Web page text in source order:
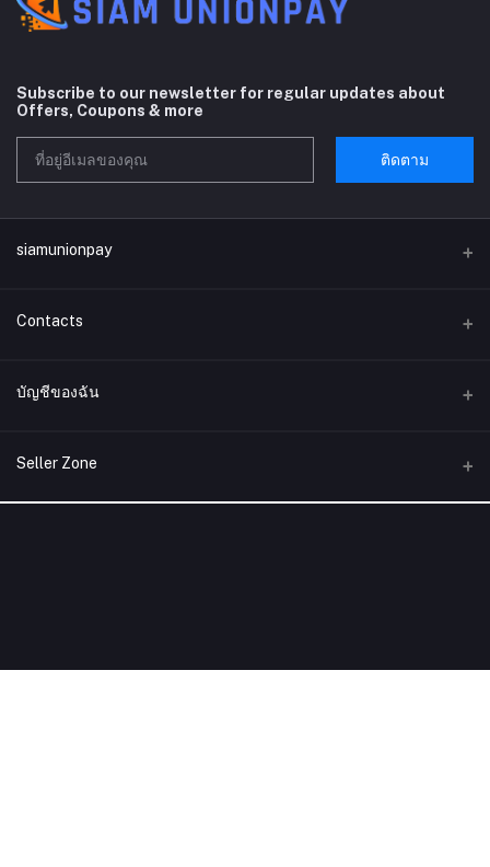
Subscribe to our newsletter for regular updates about
Offers, Coupons & more
ติดตาม
siamunionpay
Contacts
ที่อยู่
โทรศัพท์
อีเมล์
บัญชีของฉัน
เข้าสู่ระบบ
ประวัติการสั่งซื้อ
Seller Zone